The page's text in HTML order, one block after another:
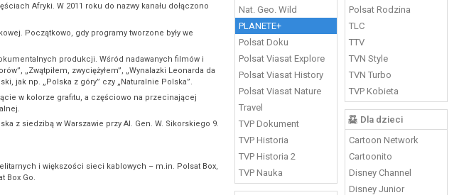
Nat. Geo. Wild
PLANETE+
Polsat Doku
Polsat Viasat Explore
Polsat Viasat History
Polsat Viasat Nature
Travel
TVP Dokument
TVP Historia
TVP Historia 2
TVP Nauka
Polsat Rodzina
TLC
TTV
TVN Style
TVN Turbo
TVP Kobieta
Dla dzieci
Cartoon Network
Cartoonito
Disney Channel
Disney Junior
Afryki. W 2011 roku do nazwy kanału dołączono
Początkowo, gdy programy tworzone były we
produkcji. Wśród nadawanych filmów i
„Zwątpiłem, zwyciężyłem”, „Wynalazki Leonarda da
jak np. „Polska z góry” czy „Naturalnie Polska”.
w kolorze grafitu, a częściowo na przecinającej
z siedzibą w Warszawie przy Al. Gen. W. Sikorskiego 9.
i większości sieci kablowych – m.in. Polsat Box,
Box Go.